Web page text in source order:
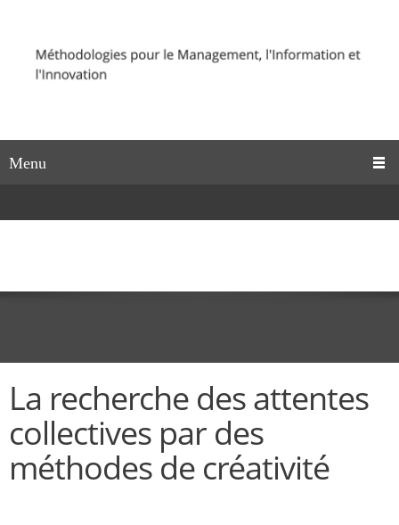
Menu
La recherche des attentes
collectives par des
méthodes de créativité